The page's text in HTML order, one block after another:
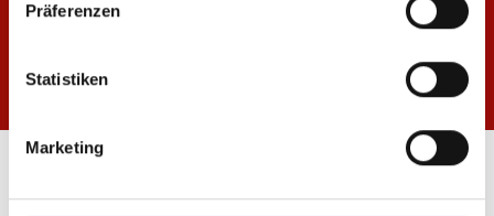
Präferenzen
Statistiken
Marketing
FANSHOP MEWA ARENA